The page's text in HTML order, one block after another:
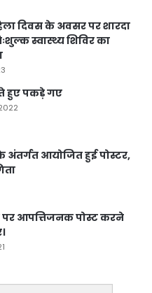
दिवस के अवसर पर शारदा
स्वास्थ्य शिविर का
हुए पकड़े गए
आयोजित हुई पोस्टर,
पर आपत्तिजनक पोस्ट करने